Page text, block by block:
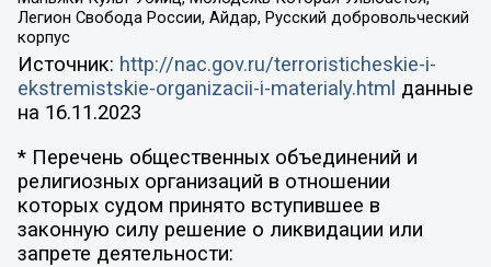
Легион Свобода России, Айдар, Русский добровольческий
корпус
Источник: http://nac.gov.ru/terroristicheskie-i-
ekstremistskie-organizacii-i-materialy.html данные
на 16.11.2023
* Перечень общественных объединений и
религиозных организаций в отношении
которых судом принято вступившее в
законную силу решение о ликвидации или
запрете деятельности: